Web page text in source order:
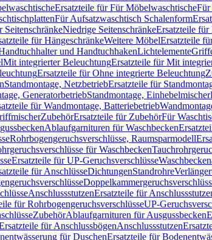
Ersatzteile für Für MöbelwaschtischeFür
Für Aufsatzwaschtisch Schalenform
SeitenschränkeNiedrige SeitenschränkeErsatzteile für
für HängeschränkeWeitere MöbelErsatzteile
und HandtuchhakenLichtelemente
Mit integrierter BeleuchtungErsatzteile für Mit
Ersatzteile für Ohne integrierte Beleuchtung
Standmontage, NetzbetriebErsatzteile für
GeneratorbetriebStandmontage, Einhebelmischer
für Wandmontage, Batteriebetrieb
ZubehörErsatzteile für ZubehörFür
Ablaufgarnituren für Waschbecken
Rohrbogengeruchsverschlüsse, Raumsparmodell
für Waschbecken
Ersatzteile für UP-Geruchsverschlüsse
für AnschlüsseDichtungenStandrohre
AnschlussstutzenErsatzteile für
für RohrbogengeruchsverschlüsseUP-
ZubehörAblaufgarnituren für Ausgussbecken
für AnschlussbögenAnschlussstutzen
für DuschenErsatzteile für